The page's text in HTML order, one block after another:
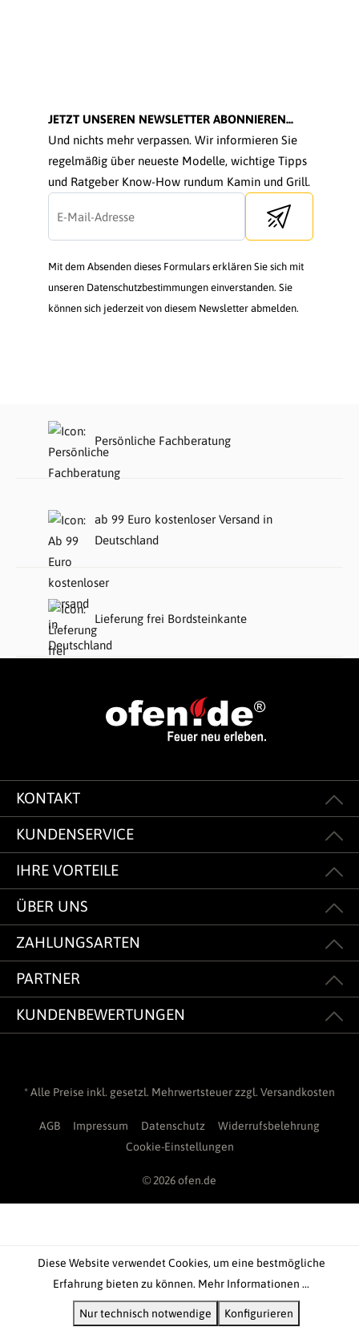
JETZT UNSEREN NEWSLETTER ABONNIEREN...
Und nichts mehr verpassen. Wir informieren Sie
regelmäßig über neueste Modelle, wichtige Tipps
und Ratgeber Know-How rundum Kamin und Grill.
Send newsletter
Mit dem Absenden dieses Formulars erklären Sie sich mit
unseren Datenschutzbestimmungen einverstanden. Sie
können sich jederzeit von diesem Newsletter abmelden.
Persönliche Fachberatung
ab 99 Euro kostenloser Versand in
Deutschland
Lieferung frei Bordsteinkante
KONTAKT
KUNDENSERVICE
IHRE VORTEILE
ÜBER UNS
ZAHLUNGSARTEN
PARTNER
KUNDENBEWERTUNGEN
* Alle Preise inkl. gesetzl. Mehrwertsteuer zzgl. Versandkosten
AGB Impressum Datenschutz
Widerrufsbelehrung
Cookie-Einstellungen
© 2026 ofen.de
Diese Website verwendet Cookies, um eine bestmögliche
Erfahrung bieten zu können. Mehr Informationen ...
Nur technisch notwendige Konfigurieren